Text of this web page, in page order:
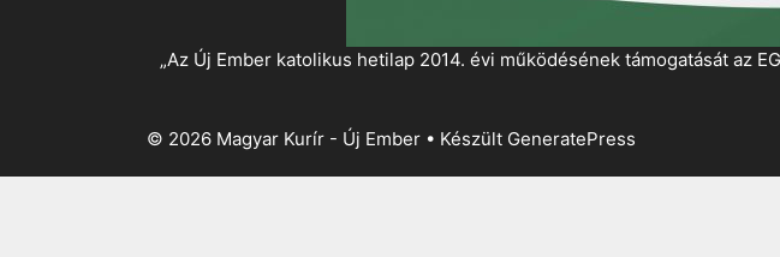
„Az Új Ember katolikus hetilap 2014. évi működésének támogatását az
© 2026 Magyar Kurír - Új Ember • Készült GeneratePress